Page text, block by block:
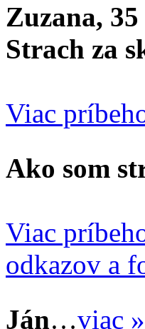
Zuzana, 35
Strach za
Viac
Ako som
Viac
odkazov a
Ján…viac »